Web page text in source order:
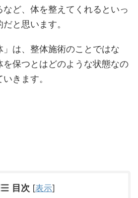
ど、体を整えてくれるといっ
と思います。
は、整体施術のことではな
を保つとはどのような状態なの
きます。
目次 [表示]